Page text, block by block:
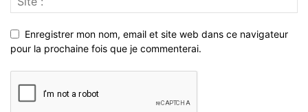
Enregistrer mon nom, email et site web dans ce navigateur
pour la prochaine fois que je commenterai.